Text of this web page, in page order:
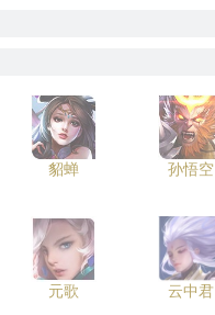
貂蝉 孙悟空
元歌 云中君